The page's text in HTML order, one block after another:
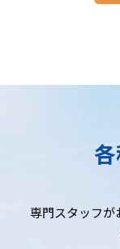
専門スタッフ